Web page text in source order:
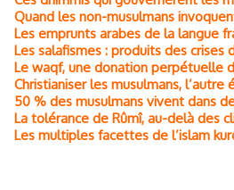
Quand les non-musulmans
Les emprunts arabes de la langue
Les salafismes : produits des crises
Le waqf, une donation perpétuelle
Christianiser les musulmans, l’autre
50 % des musulmans vivent dans
La tolérance de Rûmî, au-delà des
Les multiples facettes de l’islam